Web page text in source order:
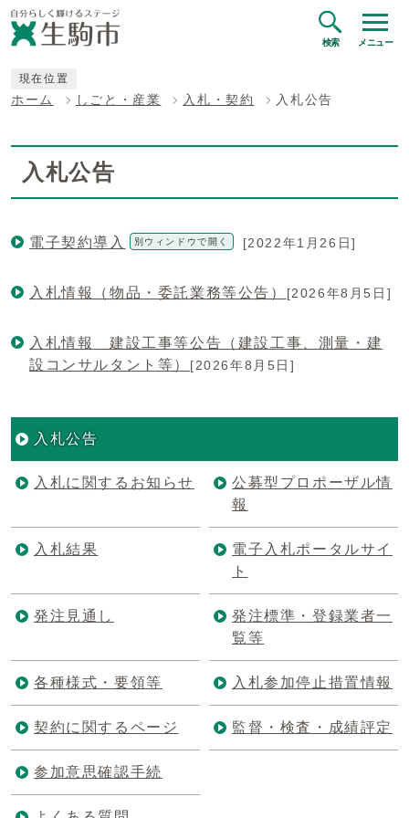
検索 メニュー
現在位置
ホーム しごと・産業 入札・契約 入札公告
入札公告
電子契約導入 別ウィンドウで開く [2022年1月26日]
入札情報（物品・委託業務等公告） [2026年8月5日]
入札情報 建設工事等公告（建設工事、測量・建
設コンサルタント等） [2026年8月5日]
入札公告
入札に関するお知らせ
公募型プロポーザル情
報
入札結果
電子入札ポータルサイ
ト
発注見通し
発注標準・登録業者一
覧等
各種様式・要領等 入札参加停止措置情報
契約に関するページ 監督・検査・成績評定
参加意思確認手続